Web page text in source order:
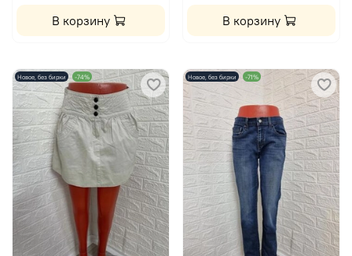
В корзину В корзину
Новое, без бирки -74% Новое, без бирки -71%